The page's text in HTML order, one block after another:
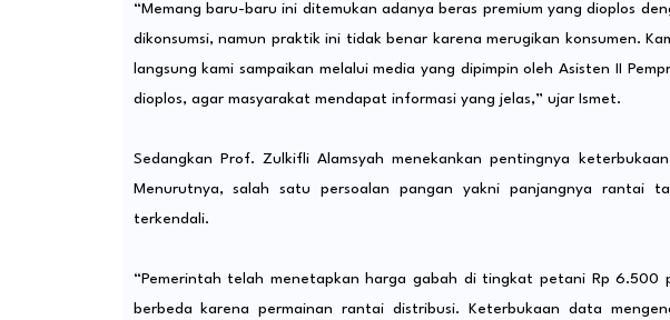
“Memang baru-baru ini ditemukan adanya beras premium yang dioplos
dikonsumsi, namun praktik ini tidak benar karena merugikan konsumen.
langsung kami sampaikan melalui media yang dipimpin oleh Asisten II
dioplos, agar masyarakat mendapat informasi yang jelas,” ujar Ismet.
Sedangkan Prof. Zulkifli Alamsyah menekankan pentingnya
Menurutnya, salah satu persoalan pangan yakni panjangnya rantai
terkendali.
“Pemerintah telah menetapkan harga gabah di tingkat petani Rp 6.500
berbeda karena permainan rantai distribusi. Keterbukaan data